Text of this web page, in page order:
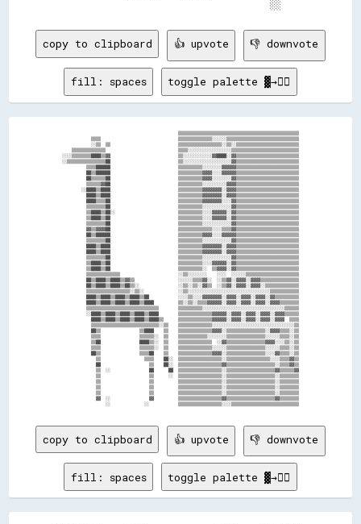
copy to clipboard 👍 upvote 👎 downvote
fill: spaces toggle palette ▓→✊🏽
                                                ▒▒▒▒▒▒▒▒▒▒▒▒▒▒▒▒▒▒▒▒▒▒▒▒▒▒▒▒▒▒▒▒▒▒▒▒▒▒▒▒▒▒▒▒▒▒▒▒▒▒
            ▒▒▒▒                                ▒▒▒▒▒▒▒▒▒▒▒▒▒▒░░░░░░▒▒▒▒▒▒▒▒▒▒▒▒▒▒▒▒▒▒▒▒▒▒▒▒▒▒▒▒▒▒
            ░░▒▒  ▒▒                            ▒▒▒▒▒▒▒▒▒▒▒▒▒▒▒▒▒▒░░▒▒░░▒▒▒▒▒▒▒▒▒▒▒▒▒▒▒▒▒▒▒▒▒▒▒▒▒▒
    ▒▒▒▒▒▒▒▒▒▒▒▒▒▒                              ▒▒▒▒░░░░░░░░░░░░░░░░░░▒▒▒▒▒▒▒▒▒▒▒▒▒▒▒▒▒▒▒▒▒▒▒▒▒▒▒▒
░░░░▒▒▒▒▒▒▒▒████▒▒▓▓                            ▒▒░░░░░░░░░░░░▓▓████░░▓▓▒▒▒▒▒▒▒▒▒▒▒▒▒▒▒▒▒▒▒▒▒▒▒▒▒▒
░░▒▒▒▒▒▒▒▒▒▒▒▒▒▒▒▒██                            ▒▒░░░░░░░░░░░░░░░░░░░░▓▓▒▒▒▒▒▒▒▒▒▒▒▒▒▒▒▒▒▒▒▒▒▒▒▒▒▒
          ▒▒▒▒██████                            ▒▒▒▒▒▒▒▒▒▒░░░░░░░░▓▓▓▓▓▓▒▒▒▒▒▒▒▒▒▒▒▒▒▒▒▒▒▒▒▒▒▒▒▒▒▒
          ██▒▒██████                            ▒▒▒▒▒▒▒▒▒▒▓▓▓▓░░░░▓▓▓▓▓▓▒▒▒▒▒▒▒▒▒▒▒▒▒▒▒▒▒▒▒▒▒▒▒▒▒▒
          ██▒▒▒▒▒▒██                            ▒▒▒▒▒▒▒▒▒▒▓▓▓▓░░░░░░░░▓▓▒▒▒▒▒▒▒▒▒▒▒▒▒▒▒▒▒▒▒▒▒▒▒▒▒▒
          ▒▒▒▒▒▒▓▓██                            ▒▒▒▒▒▒▒▒▒▒░░░░░░░░░░▓▓▓▓▒▒▒▒▒▒▒▒▒▒▒▒▒▒▒▒▒▒▒▒▒▒▒▒▒▒
        ░░████▒▒████                            ▒▒▒▒▒▒▒▒▒▒▓▓▓▓▓▓▓▓░░▓▓▓▓▒▒▒▒▒▒▒▒▒▒▒▒▒▒▒▒▒▒▒▒▒▒▒▒▒▒
          ████▒▒████                            ▒▒▒▒▒▒▒▒▒▒▓▓▓▓▓▓▓▓░░▓▓▓▓▒▒▒▒▒▒▒▒▒▒▒▒▒▒▒▒▒▒▒▒▒▒▒▒▒▒
          ████▒▒▒▒██                            ▒▒▒▒▒▒▒▒▒▒▓▓▓▓▓▓▓▓░░░░▓▓▒▒▒▒▒▒▒▒▒▒▒▒▒▒▒▒▒▒▒▒▒▒▒▒▒▒
          ▒▒▒▒▒▒▒▒██                            ▒▒▒▒▒▒▒▒▒▒░░░░░░░░░░░░▓▓▒▒▒▒▒▒▒▒▒▒▒▒▒▒▒▒▒▒▒▒▒▒▒▒▒▒
          ▒▒████▒▒██░░                          ▒▒▒▒▒▒▒▒▒▒░░░░▓▓▓▓▓▓░░▓▓▒▒▒▒▒▒▒▒▒▒▒▒▒▒▒▒▒▒▒▒▒▒▒▒▒▒
          ▒▒████▒▒██                            ▒▒▒▒▒▒▒▒▒▒░░░░▓▓▓▓▓▓░░▓▓▒▒▒▒▒▒▒▒▒▒▒▒▒▒▒▒▒▒▒▒▒▒▒▒▒▒
          ▒▒▒▒▒▒▒▒██                            ▒▒▒▒▒▒▒▒▒▒░░░░░░░░░░░░▓▓▒▒▒▒▒▒▒▒▒▒▒▒▒▒▒▒▒▒▒▒▒▒▒▒▒▒
          ▓▓▒▒▓▓▓▓██                            ▒▒▒▒▒▒▒▒▒▒▒▒▒▒░░░░▒▒▒▒▓▓▒▒▒▒▒▒▒▒▒▒▒▒▒▒▒▒▒▒▒▒▒▒▒▒▒▒
          ██▒▒██████                            ▒▒▒▒▒▒▒▒▒▒▓▓▓▓░░░░▓▓▓▓▓▓▒▒▒▒▒▒▒▒▒▒▒▒▒▒▒▒▒▒▒▒▒▒▒▒▒▒
          ▒▒▒▒▒▒▒▒██                            ▒▒▒▒▒▒▒▒▒▒░░░░░░░░░░░░▓▓▒▒▒▒▒▒▒▒▒▒▒▒▒▒▒▒▒▒▒▒▒▒▒▒▒▒
          ████▒▒████                            ▒▒▒▒▒▒▒▒▒▒▓▓▓▓▓▓▓▓░░▓▓▓▓▒▒▒▒▒▒▒▒▒▒▒▒▒▒▒▒▒▒▒▒▒▒▒▒▒▒
          ████▒▒████                            ▒▒▒▒▒▒▒▒▒▒▓▓▓▓▓▓▓▓░░▓▓▓▓▒▒▒▒▒▒▒▒▒▒▒▒▒▒▒▒▒▒▒▒▒▒▒▒▒▒
          ▒▒▒▒▒▒▒▒██                            ▒▒▒▒▒▒▒▒▒▒░░░░░░░░░░░░▓▓▒▒▒▒▒▒▒▒▒▒▒▒▒▒▒▒▒▒▒▒▒▒▒▒▒▒
          ▒▒████▒▒██                            ▒▒▒▒▒▒▒▒▒▒░░░░▓▓▓▓▓▓░░▓▓▒▒▒▒▒▒▒▒▒▒▒▒▒▒▒▒▒▒▒▒▒▒▒▒▒▒
          ▒▒████▒▒██                            ▒▒▒▒▒▒▒▒▒▒░░  ▒▒▓▓▓▓░░▓▓▒▒▒▒▒▒▒▒▒▒▒▒▒▒▒▒▒▒▒▒▒▒▒▒▒▒
          ▒▒▒▒▒▒▒▒▒▒▒▒▒▒                        ░░▒▒░░░░░░░░    ░░░░  ░░░░░░▒▒▒▒▒▒▒▒▒▒▒▒▒▒▒▒▒▒▒▒▒▒
          ██▒▒████▒▒████▒▒▓▓▒▒                  ░░░░░░▒▒▒▒▓▓░░  ░░▒▒▓▓░░▓▓▓▓░░▓▓▓▓▒▒▒▒▒▒▒▒▒▒▒▒▒▒▒▒
          ██▒▒████▒▒████▒▒██▒▒░░                ░░▒▒░░▒▒░░▓▓▒▒  ░░▒▒▓▓░░▓▓▓▓░░▓▓▓▓░░▒▒▒▒▒▒▒▒▒▒▒▒▒▒
          ▒▒▒▒▒▒▒▒▒▒▒▒▒▒▒▒▒▒░░▒▒░░              ░░▒▒░░░░░░░░░░░░░░░░░░░░░░░░░░░░░░░░░░▒▒▒▒▒▒▒▒▒▒▒▒
          ████▒▒████▒▒████▒▒████▒▒██            ░░░░▒▒░░░░▓▓▓▓▓▓▓▓░░▓▓▓▓░░▓▓▓▓░░▓▓▓▓░░▓▓▒▒▒▒▒▒▒▒▒▒
          ████▒▒████▒▒████▒▒████▒▒████          ▒▒░░▒▒░░▒▒▒▒▓▓▓▓▓▓░░▓▓▓▓░░▓▓▓▓░░▓▓▓▓░░▓▓▓▓▒▒▒▒▒▒▒▒
          ▒▒▒▒▒▒▒▒▒▒▒▒▒▒▒▒▒▒▒▒▒▒▒▒▒▒▒▒▒▒        ▒▒▒▒▒▒▒▒▒▒░░░░░░░░░░░░░░░░░░░░░░░░░░░░░░░░░░▒▒▒▒▒▒
          ░░████▒▒████▒▒████▒▒████▒▒████        ▒▒▒▒▒▒▒▒▒▒▒▒▒▒▓▓▓▓▓▓░░▓▓▓▓░░▓▓▓▓░░▓▓▓▓░░▓▓▓▓▒▒▒▒▒▒
            ████▒▒████▒▒████▒▒████▒▒████▒▒      ▒▒▒▒▒▒▒▒▒▒▒▒▒▒▓▓▓▓▓▓░░▓▓▓▓░░▓▓▓▓░░▓▓▓▓░░▓▓▓▓  ▒▒▒▒
            ▒▒▒▒▒▒▒▒▒▒▒▒▒▒▒▒▒▒▒▒▒▒▒▒▒▒▒▒░░▒▒    ▒▒▒▒▒▒▒▒▒▒▒▒▒▒░░░░░░░░░░░░░░░░░░░░░░░░░░░░░░░░░░▒▒
            ██▒▒                ▒▒████    ▒▒    ▒▒▒▒▒▒▒▒▒▒▒▒▒▒▓▓▓▓░░▒▒▒▒▒▒▒▒▒▒▒▒▒▒▒▒░░▓▓▓▓▒▒▒▒░░▒▒
            ▒▒▒▒                ▒▒▒▒▒▒░░  ▒▒    ▒▒▒▒▒▒▒▒▒▒▒▒░░░░░░░░▒▒▒▒▒▒▒▒▒▒▒▒▒▒▒▒░░░░░░▒▒▒▒░░▒▒
            ▒▒██                ████▒▒░░  ▒▒    ▒▒▒▒▒▒▒▒▒▒▒▒▒▒  ░░▓▓▒▒▒▒▒▒▒▒▒▒▒▒▒▒▒▒▓▓▓▓░░░░▒▒░░▒▒
            ▒▒▒▒                ▒▒▒▒▒▒░░  ▒▒    ▒▒▒▒▒▒▒▒▒▒▒▒▒▒░░░░░░▒▒▒▒▒▒▒▒▒▒▒▒▒▒▒▒░░░░░░▒▒▒▒░░▒▒
            ██▒▒                ▒▒▒▒██    ▒▒    ▒▒▒▒▒▒▒▒▒▒▒▒▒▒▓▓▓▓░░▒▒▒▒▒▒▒▒▒▒▒▒▒▒▒▒░░░░▓▓▒▒▒▒░░▒▒
              ▒▒                  ▒▒▒▒    ██░░  ▒▒▒▒▒▒▒▒▒▒▒▒▒▒▒▒▒▒░░▒▒▒▒▒▒▒▒▒▒▒▒▒▒▒▒▒▒░░░░▒▒▒▒▓▓▒▒
              ██                    ▒▒    ██░░  ▒▒▒▒▒▒▒▒▒▒▒▒▒▒▒▒▒▒▓▓▒▒▒▒▒▒▒▒▒▒▒▒▒▒▒▒▒▒▒▒░░▒▒▒▒▓▓▒▒
              ▒▒  ░░                ██      ██  ▒▒▒▒▒▒▒▒▒▒▒▒▒▒▒▒▒▒░░▒▒▒▒▒▒▒▒▒▒▒▒▒▒▒▒▒▒▒▒▓▓▒▒▒▒▒▒▓▓
              ▒▒                    ▒▒      ░░  ▒▒▒▒▒▒▒▒▒▒▒▒▒▒▒▒▒▒░░▒▒▒▒▒▒▒▒▒▒▒▒▒▒▒▒▒▒▒▒░░▒▒▒▒▒▒▒▒
              ▒▒                    ▒▒          ▒▒▒▒▒▒▒▒▒▒▒▒▒▒▒▒▒▒░░▒▒▒▒▒▒▒▒▒▒▒▒▒▒▒▒▒▒▒▒░░▒▒▒▒▒▒▒▒
              ▒▒                    ▒▒          ▒▒▒▒▒▒▒▒▒▒▒▒▒▒▒▒▒▒░░▒▒▒▒▒▒▒▒▒▒▒▒▒▒▒▒▒▒▒▒░░▒▒▒▒▒▒▒▒
              ▒▒                    ▒▒          ▒▒▒▒▒▒▒▒▒▒▒▒▒▒▒▒▒▒░░▒▒▒▒▒▒▒▒▒▒▒▒▒▒▒▒▒▒▒▒░░▒▒▒▒▒▒▒▒
              ▓▓  ░░                ▓▓          ▒▒▒▒▒▒▒▒▒▒▒▒▒▒▒▒▒▒▓▓▒▒▒▒▒▒▒▒▒▒▒▒▒▒▒▒▒▒▒▒▓▓▒▒▒▒▒▒▒▒
copy to clipboard 👍 upvote 👎 downvote
fill: spaces toggle palette ▓→✊🏽